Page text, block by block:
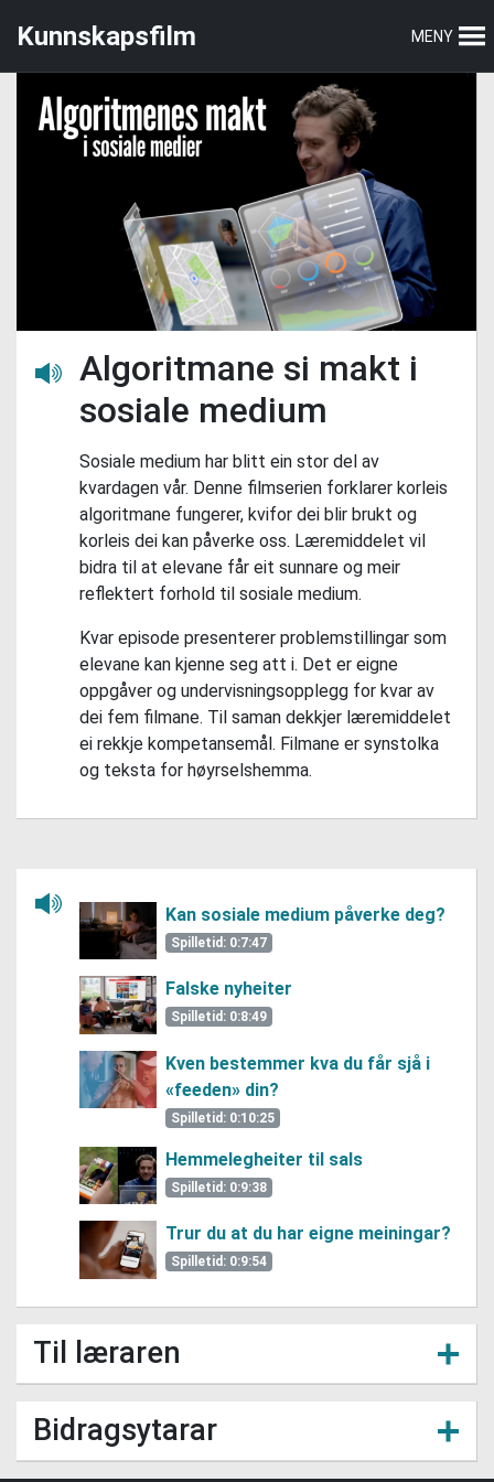
til
til
Kunnskapsfilm MENY
Algoritmane si makt i
sosiale medium
Sosiale medium har blitt ein stor del av
kvardagen vår. Denne filmserien forklarer korleis
algoritmane fungerer, kvifor dei blir brukt og
korleis dei kan påverke oss. Læremiddelet vil
bidra til at elevane får eit sunnare og meir
reflektert forhold til sosiale medium.
Kvar episode presenterer problemstillingar som
elevane kan kjenne seg att i. Det er eigne
oppgåver og undervisningsopplegg for kvar av
dei fem filmane. Til saman dekkjer læremiddelet
ei rekkje kompetansemål. Filmane er synstolka
og teksta for høyrselshemma.
Lytt her
Kan sosiale medium påverke deg?
Spilletid: 0:7:47
Falske nyheiter
Spilletid: 0:8:49
Kven bestemmer kva du får sjå i
«feeden» din?
Spilletid: 0:10:25
Hemmelegheiter til sals
Spilletid: 0:9:38
Trur du at du har eigne meiningar?
Spilletid: 0:9:54
Lytt her
Til læraren
minutt kvar) med tilhøyrande oppgåver. Læremiddelet
vil gje elevane kunnskap om den utbreidde bruken av
sosiale medium og kva konsekvensar det kan ha på
Bidragsytarar